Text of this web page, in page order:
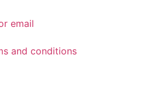
and conditions